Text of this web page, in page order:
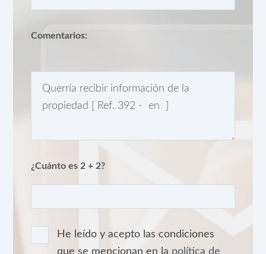
Comentarios:
¿Cuánto es 2 + 2?
He leído y acepto las condiciones
que se mencionan en la política de